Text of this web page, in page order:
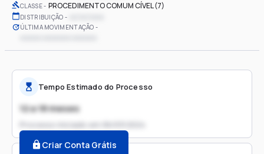
CLASSE PROCEDIMENTO COMUM CÍVEL (7)
DISTRIBUIÇÃO
ÚLTIMA MOVIMENTAÇÃO
Tempo Estimado do Processo
12 a 18 meses
Processo iniciado em
Criar Conta Grátis